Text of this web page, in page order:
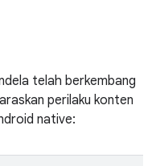
telah berkembang
perilaku konten
native: